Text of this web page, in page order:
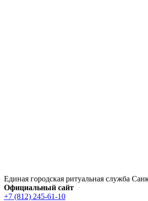
Единая городская ритуальная служба
Официальный сайт
+7 (812) 245-61-10